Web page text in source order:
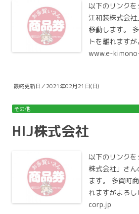
以下のリンク
江和装株式会社
移動します。
トを離れます
www.e-
最終更新日／2021年02月21日(日)
その他
HIJ株式会社
以下のリンク
株式会社」さん
ます。 多賀町
れますがよろ
corp.jp